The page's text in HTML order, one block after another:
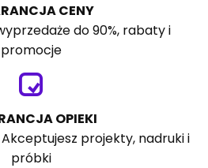
CENY
do 90%, rabaty i
promocje
OPIEKI
projekty, nadruki i
próbki